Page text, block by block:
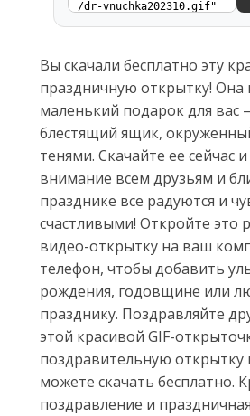
Вы скачали бесплатно эту
праздничную открытку! Она
маленький подарок для
блестящий ящик,
тенями. Скачайте ее сейчас
внимание всем друзьям и
празднике все радуются и
счастливыми! Откройте это
видео-открытку на ваш
телефон, чтобы добавить
рождения, годовщине или
празднику. Поздравляйте
этой красивой GIF-
поздравительную открытку
можете скачать бесплатно.
поздравление и